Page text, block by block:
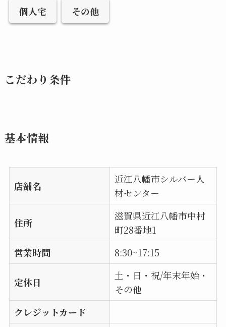
個人宅 その他
こだわり条件
基本情報
店舗名
近江八幡市シルバー人
材センター
住所
滋賀県近江八幡市中村
町28番地1
営業時間
8:30~17:15
定休日
土・日・祝/年末年始・
その他
クレジットカード